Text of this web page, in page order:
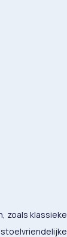
zoals klassieke